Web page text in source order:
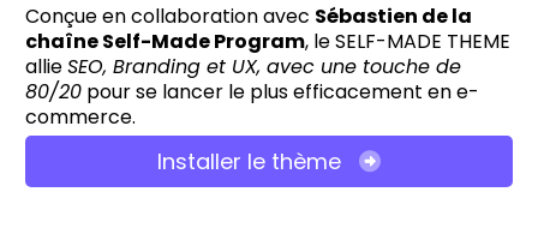
Conçue en collaboration avec Sébastien de la
chaîne Self-Made Program, le SELF-MADE THEME
allieSEO, Branding et UX, avec une touche de
80/20 pour se lancer le plus efficacement en e-
commerce.
Installer le thème